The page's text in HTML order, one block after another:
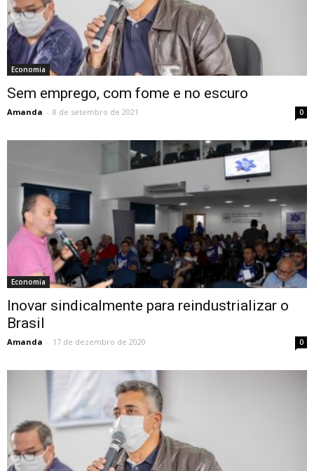
Economia
Sem emprego, com fome e no escuro
Amanda - 8 de setembro de 2021 0
Economia
Inovar sindicalmente para reindustrializar o
Brasil
Amanda - 17 de dezembro de 2020 0